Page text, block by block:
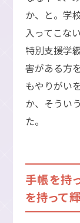
か、と。学
入ってこな
特別支援学
害がある方
もやりがい
か、そうい
た。
手帳を持
を持って